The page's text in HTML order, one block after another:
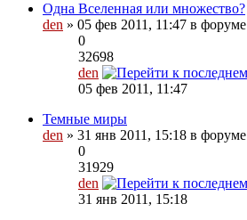
Одна Вселенная или множество?
den » 05 фев 2011, 11:47 в форуме
0
32698
den
05 фев 2011, 11:47
Темные миры
den » 31 янв 2011, 15:18 в форуме
0
31929
den
31 янв 2011, 15:18